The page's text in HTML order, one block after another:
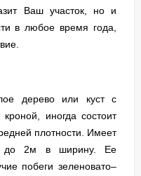
Ваш участок, но и
в любое время года,
дерево или куст с
иногда состоит
плотности. Имеет
до 2м в ширину. Ее
побеги зеленовато–